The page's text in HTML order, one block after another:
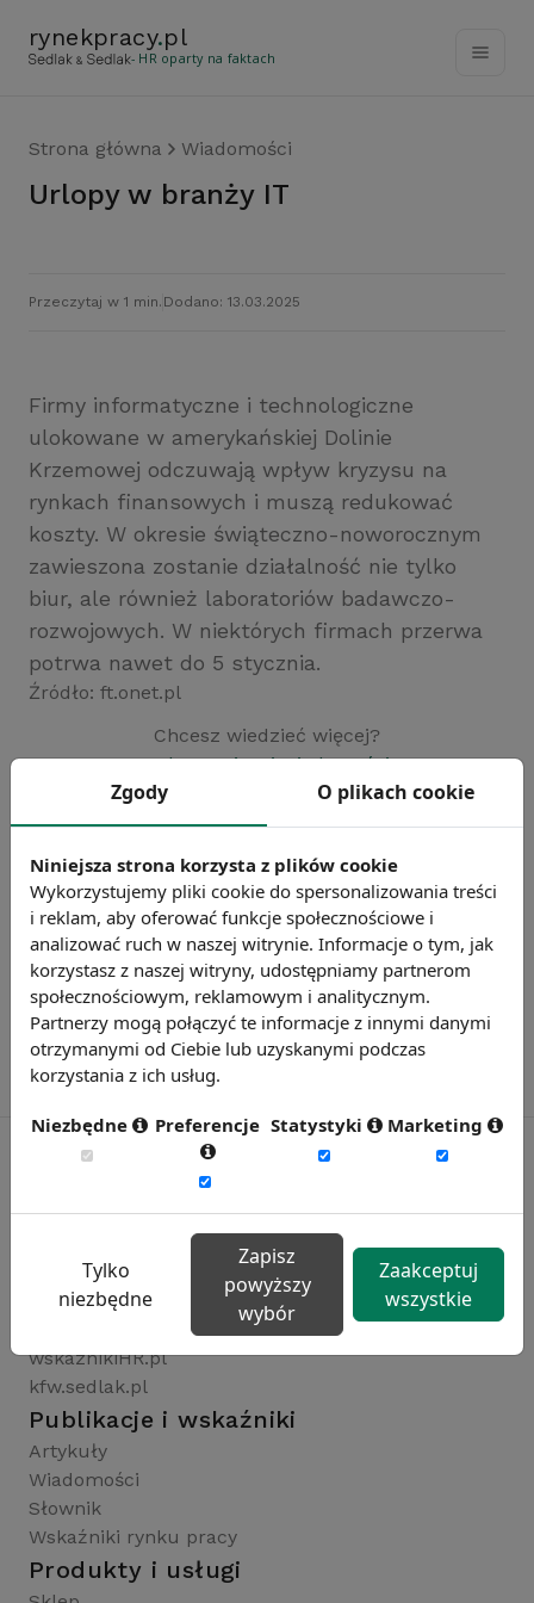
rynekpracy.pl
- HR oparty na faktach
Strona główna Wiadomości
Urlopy w branży IT
Przeczytaj w 1 min. Dodano: 13.03.2025
Firmy informatyczne i technologiczne
ulokowane w amerykańskiej Dolinie
Krzemowej odczuwają wpływ kryzysu na
rynkach finansowych i muszą redukować
koszty. W okresie świąteczno-noworocznym
zawieszona zostanie działalność nie tylko
biur, ale również laboratoriów badawczo-
rozwojowych. W niektórych firmach przerwa
potrwa nawet do 5 stycznia.
Źródło: ft.onet.pl
Chcesz wiedzieć więcej?
Zobacz więcej wiadomości
Rynekpracy.pl
wynagrodzenia.pl
raportyplacowe.pl
wskaznikiHR.pl
kfw.sedlak.pl
Publikacje i wskaźniki
Artykuły
Wiadomości
Słownik
Wskaźniki rynku pracy
Produkty i usługi
Zgody O plikach cookie
Niniejsza strona korzysta z plików cookie
Wykorzystujemy pliki cookie do spersonalizowania treści
i reklam, aby oferować funkcje społecznościowe i
analizować ruch w naszej witrynie. Informacje o tym, jak
korzystasz z naszej witryny, udostępniamy partnerom
społecznościowym, reklamowym i analitycznym.
Partnerzy mogą połączyć te informacje z innymi danymi
otrzymanymi od Ciebie lub uzyskanymi podczas
korzystania z ich usług.
Niezbędne Preferencje Statystyki Marketing
Tylko
niezbędne
Zapisz
powyższy
wybór
Zaakceptuj
wszystkie